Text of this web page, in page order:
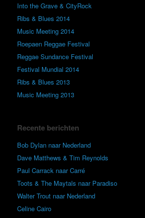
Into the Grave & CityRock
Ribs & Blues 2014
Music Meeting 2014
Roepaen Reggae Festival
Reggae Sundance Festival
Festival Mundial 2014
Ribs & Blues 2013
Music Meeting 2013
Recente berichten
Bob Dylan naar Nederland
Dave Matthews & Tim Reynolds
Paul Carrack naar Carré
Toots & The Maytals naar Paradiso
Walter Trout naar Nederland
Celine Cairo